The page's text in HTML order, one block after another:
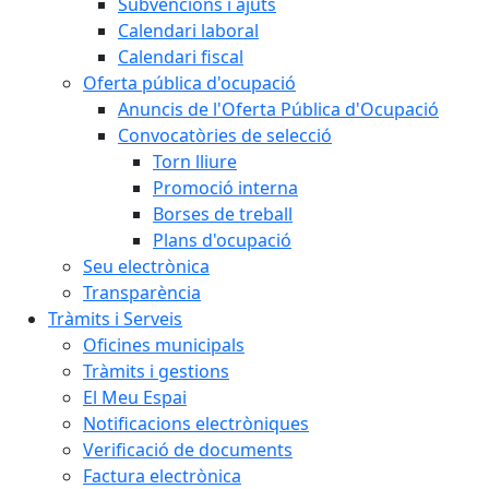
Calendari laboral
Calendari fiscal
Oferta pública d'ocupació
Anuncis de l'Oferta Pública d'Ocupació
Convocatòries de selecció
Torn lliure
Promoció interna
Borses de treball
Plans d'ocupació
Seu electrònica
Transparència
Tràmits i Serveis
Oficines municipals
Tràmits i gestions
El Meu Espai
Notificacions electròniques
Verificació de documents
Factura electrònica